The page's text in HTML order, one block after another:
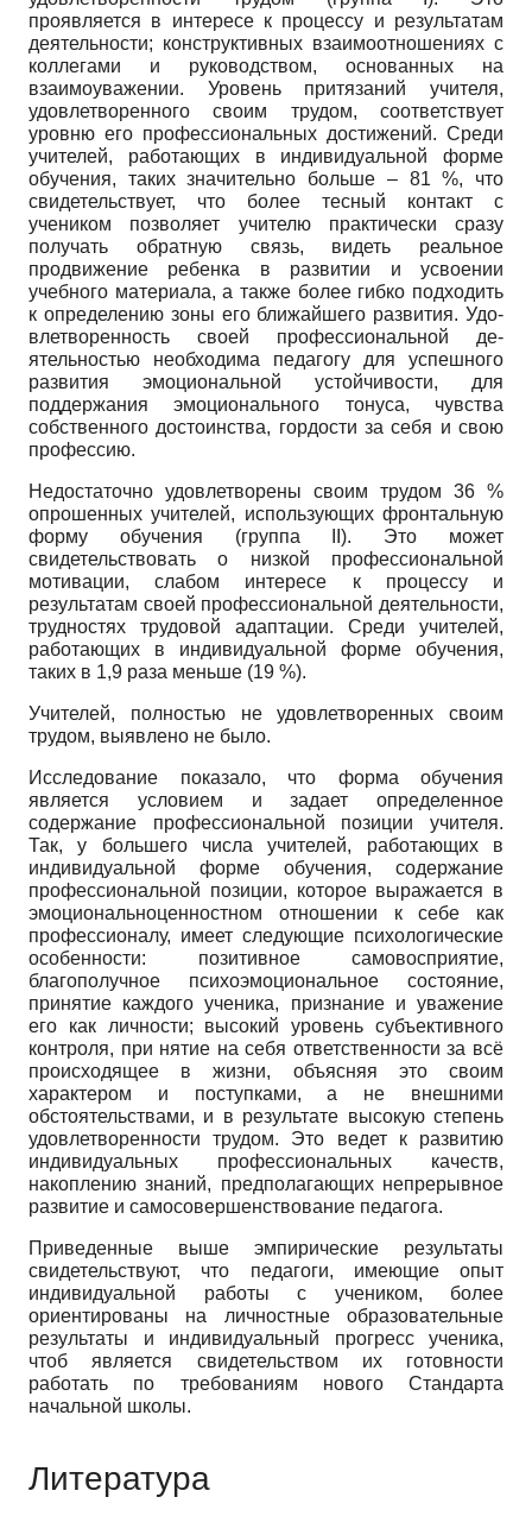
проявляется в интересе к процессу и результа­там
деятельности; конструктивных взаимоот­ношениях с
коллегами и руководством, осно­ванных на
взаимоуважении. Уровень притяза­ний учителя,
удовлетворенного своим трудом, соответствует
уровню его профессиональных достижений. Среди
учителей, работающих в индивидуальной форме
обучения, таких зна­чительно больше – 81 %, что
свидетельствует, что более тесный контакт с
учеником позволя­ет учителю практически сразу
получать обрат­ную связь, видеть реальное
продвижение ре­бенка в развитии и усвоении
учебного мате­риала, а также более гибко подходить
к опре­делению зоны его ближайшего развития. Удо­
влетворенность своей профессиональной де­
ятельностью необходима педагогу для успеш­ного
развития эмоциональной устойчивости, для
поддержания эмоционального тонуса, чувства
собственного достоинства, гордости за себя и свою
профессию.
Недостаточно удовлетворены своим тру­дом 36 %
опрошенных учителей, использую­щих фронтальную
форму обучения (группа II). Это может
свидетельствовать о низкой про­фессиональной
мотивации, слабом интере­се к процессу и
результатам своей профес­сиональной деятельности,
трудностях трудо­вой адаптации. Среди учителей,
работающих в индивидуальной форме обучения,
таких в 1,9 раза меньше (19 %).
Учителей, полностью не удовлетворенных своим
трудом, выявлено не было.
Исследование показало, что форма об­учения
является условием и задает опреде­ленное
содержание профессиональной по­зиции учителя.
Так, у большего числа учите­лей, работающих в
индивидуальной форме обучения, содержание
профессиональной по­зиции, которое выражается в
эмоционально­ценностном отношении к себе как
профессионалу, имеет следующие психологические
особенности: позитивное самовосприятие,
благополучное психоэмоциональное состоя­ние,
принятие каждого ученика, признание и уважение
его как личности; высокий уровень субъективного
контроля, при нятие на себя от­ветственности за всё
происходящее в жизни, объясняя это своим
характером и поступками, а не внешними
обстоятельствами, и в резуль­тате высокую степень
удовлетворенности тру­дом. Это ведет к развитию
индивидуальных профессиональных качеств,
накоплению зна­ний, предполагающих непрерывное
развитие и самосовершенствование педагога.
Приведенные выше эмпирические резуль­таты
свидетельствуют, что педагоги, имею­щие опыт
индивидуальной работы с учени­ком, более
ориентированы на личностные образовательные
результаты и индивидуаль­ный прогресс ученика,
чтоб является свиде­тельством их готовности
работать по требо­ваниям нового Стандарта
начальной школы.
Литература